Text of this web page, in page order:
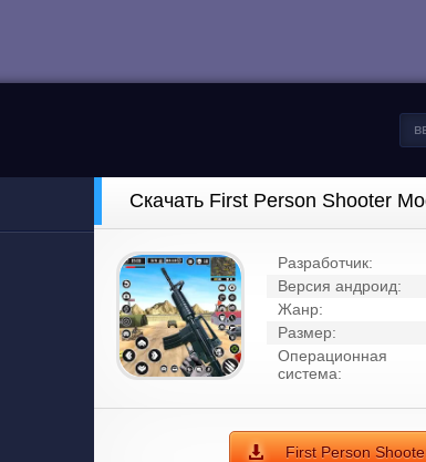
Скачать First Person Shooter
Разработчик:
Версия андроид:
Жанр:
Размер:
Операционная
система:
First Person